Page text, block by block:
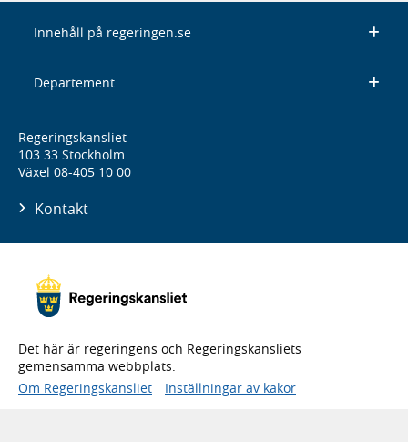
Innehåll på regeringen.se
Departement
Regeringskansliet
103 33 Stockholm
Växel 08-405 10 00
Kontakt
Det här är regeringens och Regeringskansliets
gemensamma webbplats.
Om Regeringskansliet
Inställningar av kakor